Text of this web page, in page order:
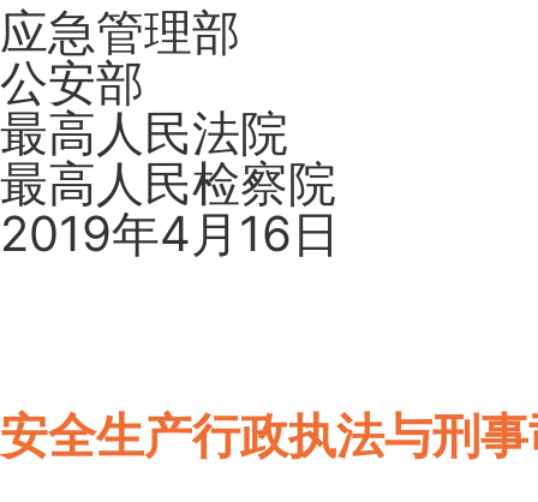
应急管理部
公安部
最高人民法院
最高人民检察院
2019年4月16日
安全生产行政执法与刑